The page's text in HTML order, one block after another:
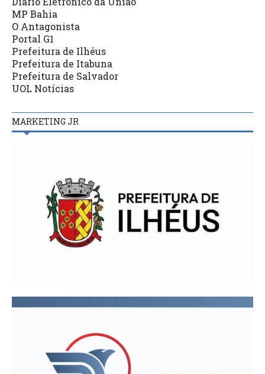
MP Bahia
O Antagonista
Portal G1
Prefeitura de Ilhéus
Prefeitura de Itabuna
Prefeitura de Salvador
UOL Notícias
MARKETING JR